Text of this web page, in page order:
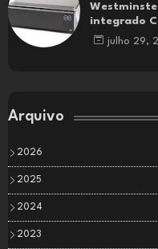
integrado
julho 29,
Arquivo
2026
2025
2024
2023